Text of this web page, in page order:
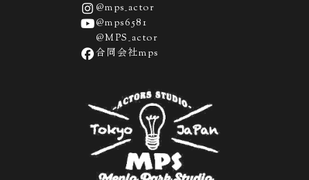
@mps_actor
@mps6581
@MPS_actor
合同会社mps